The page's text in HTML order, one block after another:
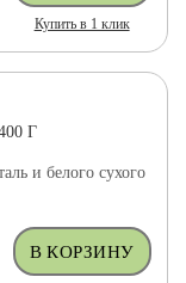
Купить в 1 клик
Г
и белого сухого